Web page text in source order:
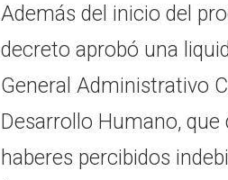
Además del inicio del
decreto aprobó una
General Administrativo
Desarrollo Humano,
haberes percibidos